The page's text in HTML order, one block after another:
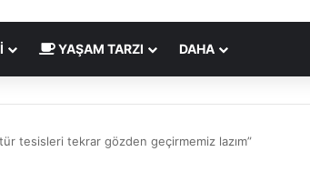
YAŞAM TARZI DAHA
tesisleri tekrar gözden geçirmemiz lazım”